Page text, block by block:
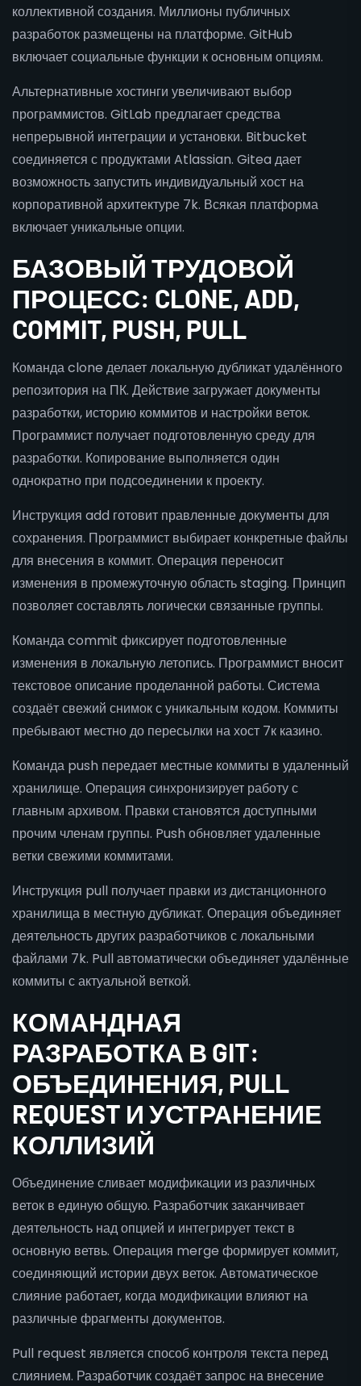
коллективной создания. Миллионы публичных
разработок размещены на платформе. GitHub
включает социальные функции к основным опциям.
Альтернативные хостинги увеличивают выбор
программистов. GitLab предлагает средства
непрерывной интеграции и установки. Bitbucket
соединяется с продуктами Atlassian. Gitea дает
возможность запустить индивидуальный хост на
корпоративной архитектуре 7k. Всякая платформа
включает уникальные опции.
БАЗОВЫЙ ТРУДОВОЙ
ПРОЦЕСС: CLONE, ADD,
COMMIT, PUSH, PULL
Команда clone делает локальную дубликат удалённого
репозитория на ПК. Действие загружает документы
разработки, историю коммитов и настройки веток.
Программист получает подготовленную среду для
разработки. Копирование выполняется один
однократно при подсоединении к проекту.
Инструкция add готовит правленные документы для
сохранения. Программист выбирает конкретные файлы
для внесения в коммит. Операция переносит
изменения в промежуточную область staging. Принцип
позволяет составлять логически связанные группы.
Команда commit фиксирует подготовленные
изменения в локальную летопись. Программист вносит
текстовое описание проделанной работы. Система
создаёт свежий снимок с уникальным кодом. Коммиты
пребывают местно до пересылки на хост 7к казино.
Команда push передает местные коммиты в удаленный
хранилище. Операция синхронизирует работу с
главным архивом. Правки становятся доступными
прочим членам группы. Push обновляет удаленные
ветки свежими коммитами.
Инструкция pull получает правки из дистанционного
хранилища в местную дубликат. Операция объединяет
деятельность других разработчиков с локальными
файлами 7k. Pull автоматически объединяет удалённые
коммиты с актуальной веткой.
КОМАНДНАЯ
РАЗРАБОТКА В GIT:
ОБЪЕДИНЕНИЯ, PULL
REQUEST И УСТРАНЕНИЕ
КОЛЛИЗИЙ
Объединение сливает модификации из различных
веток в единую общую. Разработчик заканчивает
деятельность над опцией и интегрирует текст в
основную ветвь. Операция merge формирует коммит,
соединяющий истории двух веток. Автоматическое
слияние работает, когда модификации влияют на
различные фрагменты документов.
Pull request является способ контроля текста перед
слиянием. Разработчик создаёт запрос на внесение